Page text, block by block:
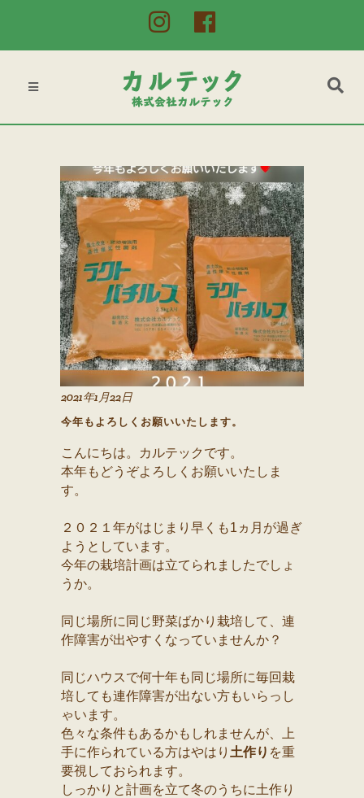
2021年1月22日
今年もよろしくお願いいたします。
こんにちは。カルテックです。
本年もどうぞよろしくお願いいたしま
す。
２０２１年がはじまり早くも1ヵ月が過ぎ
ようとしています。
今年の栽培計画は立てられましたでしょ
うか。
同じ場所に同じ野菜ばかり栽培して、連
作障害が出やすくなっていませんか？
同じハウスで何十年も同じ場所に毎回栽
培しても連作障害が出ない方もいらっし
ゃいます。
色々な条件もあるかもしれませんが、上
手に作られている方はやはり 土作り を重
要視しておられます。
しっかりと計画を立て冬のうちに土作り